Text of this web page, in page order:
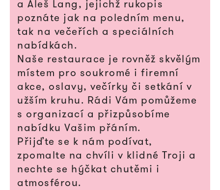
a Aleš Lang, jejichž rukopis
poznáte jak na poledním menu,
tak na večeřích a speciálních
nabídkách.
Naše restaurace je rovněž skvělým
místem pro soukromé i firemní
akce, oslavy, večírky či setkání v
užším kruhu. Rádi Vám pomůžeme
s organizací a přizpůsobíme
nabídku Vašim přáním.
Přijďte se k nám podívat,
zpomalte na chvíli v klidné Troji a
nechte se hýčkat chutěmi i
atmosférou.